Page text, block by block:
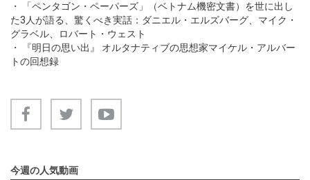
・
「ペンタゴン・ペーパーズ」（ベトナム機密文書）を世に出し
た3人が語る、驚くべき実話：ダニエル・エルズバーグ、マイク・
グラベル、ロバート・ウェスト
・
『明日の思い出』 オルタナティブの思想家マイケル・アルバー
トの回想録
今週の人気動画